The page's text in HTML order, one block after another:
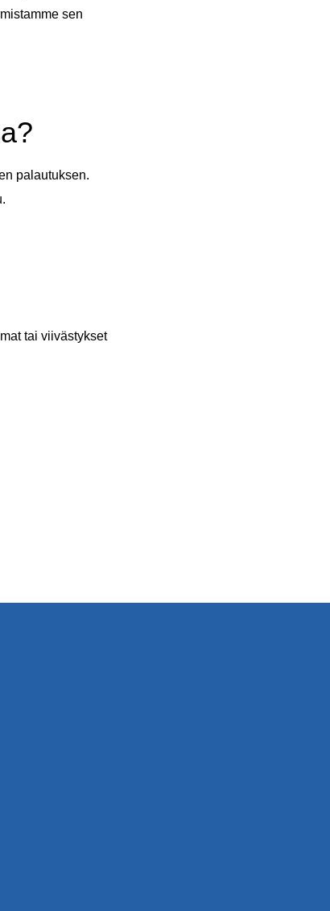
sen
palautuksen.
tai viivästykset